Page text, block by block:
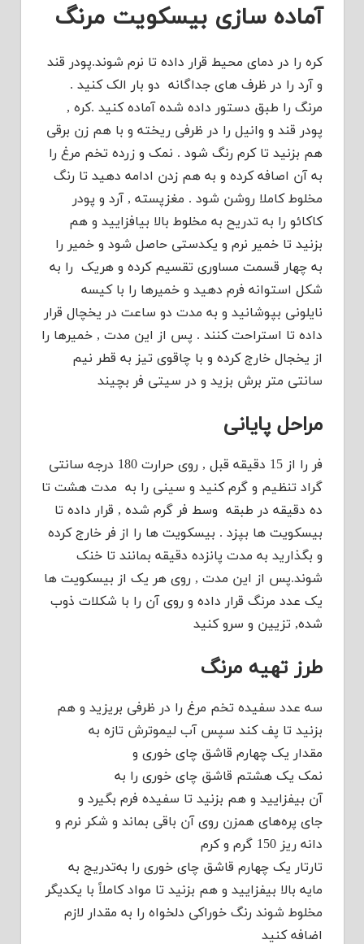
سازی بیسکویت مرنگ
را در دمای محیط قرار داده تا نرم شوند.پودر قند
را در ظرف های جداگانه دو بار الک کنید .
را طبق دستور داده شده آماده کنید .کره ,
قند و وانیل را در ظرفی ریخته و با هم زن برقی
تا کرم رنگ شود . نمک و زرده تخم مرغ را
اصافه کرده و به هم زدن ادامه دهید تا رنگ
کاملا روشن شود . مغزپسته , آرد و پودر
را به تدریح به مخلوط بالا بیافزایید و هم
تا خمیر نرم و یکدستی حاصل شود و خمیر را
قسمت مساوری تقسیم کرده و هریک را به
استوانه فرم دهید و خمیرها را با کیسه
بپوشانید و به مدت دو ساعت در یخچال قرار
تا استراحت کنند . پس از این مدت , خمیرها را
خارج کرده و با چاقوی تیز به قطر نیم
متر برش بزید و در سیتی فر بچیند
پایانی
فر را از 15 دقیقه قبل , روی حرارت 180 درجه سانتی
تنظیم و گرم کنید و سینی را به مدت هشت تا
در طبقه وسط فر گرم شده , قرار داده تا
ها بپزد . بیسکویت ها را از فر خارج کرده
به مدت پانزده دقیقه بمانند تا خنک
از این مدت , روی هر یک از بیسکویت ها
مرنگ قرار داده و روی آن را با شکلات ذوب
تزیین و سرو کنید
تهیه مرنگ
عدد سفیده تخممرغ را در ظرفی بریزید و هم
تا پف کند سپس آب لیموترشتازه به
چهارم قاشقچای خوری و
هشتم قاشق چای خوری را به
بیفزاییدو هم بزنید تا سفیده فرم بگیرد و
پره‌هایهمزن روی آن باقی بماند و شکر نرم و
150گرم و کرم
چهارم قاشقچای خوری رابه‌تدریج به
بیفزاییدو هم بزنید تا موادکاملاً با یکدیگر
شوند رنگ خوراکی دلخواه را به مقدار لازم
کنید